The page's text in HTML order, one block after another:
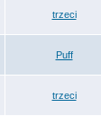
trzeci
Puff
trzeci